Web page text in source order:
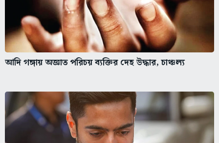
আদি গঙ্গায় অজ্ঞাত পরিচয় ব্যক্তির দেহ উদ্ধার, চাঞ্চল্য